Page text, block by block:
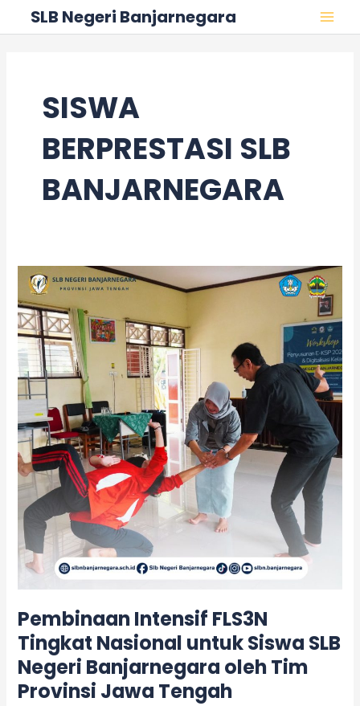
SLB Negeri Banjarnegara
SISWA
BERPRESTASI SLB
BANJARNEGARA
Pembinaan Intensif FLS3N
Tingkat Nasional untuk Siswa SLB
Negeri Banjarnegara oleh Tim
Provinsi Jawa Tengah
Pembinaan
Intensif
FLS3N
Tingkat
Nasional
untuk
Siswa
SLB
Negeri
Banjarnegara
oleh
Tim
Provinsi
Jawa
Tengah